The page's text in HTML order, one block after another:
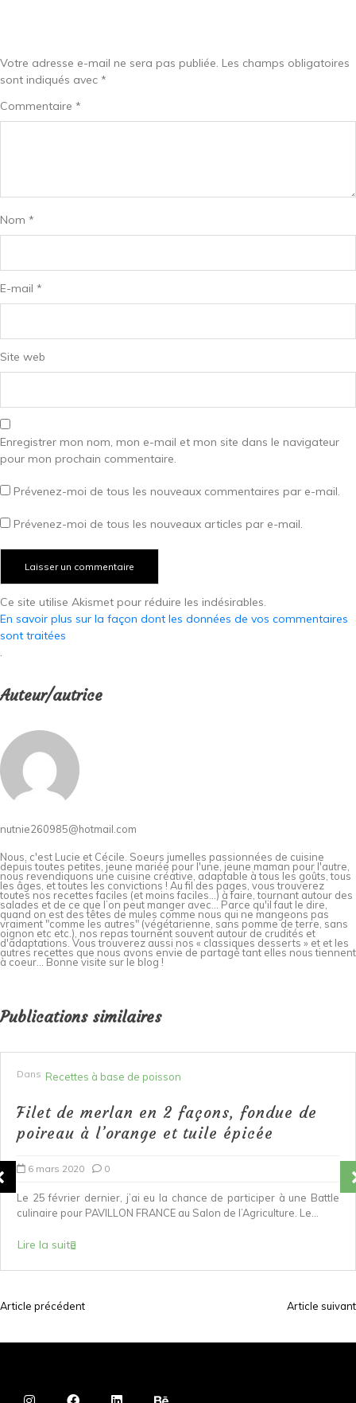
Votre adresse e-mail ne sera pas publiée. Les champs obligatoires
sont indiqués avec *
Commentaire *
Nom *
E-mail *
Site web
Enregistrer mon nom, mon e-mail et mon site dans le navigateur
pour mon prochain commentaire.
Prévenez-moi de tous les nouveaux commentaires par e-mail.
Prévenez-moi de tous les nouveaux articles par e-mail.
Ce site utilise Akismet pour réduire les indésirables.
En savoir plus sur la façon dont les données de vos commentaires
sont traitées
.
Auteur/autrice
nutnie260985@hotmail.com
Nous, c'est Lucie et Cécile. Soeurs jumelles passionnées de cuisine
depuis toutes petites, jeune mariée pour l'une, jeune maman pour l'autre,
nous revendiquons une cuisine créative, adaptable à tous les goûts, tous
les âges, et toutes les convictions ! Au fil des pages, vous trouverez
toutes nos recettes faciles (et moins faciles…) à faire, tournant autour des
salades et de ce que l’on peut manger avec… Parce qu'il faut le dire,
quand on est des têtes de mules comme nous qui ne mangeons pas
vraiment "comme les autres" (végétarienne, sans pomme de terre, sans
oignon etc etc.), nos repas tournent souvent autour de crudités et
d'adaptations. Vous trouverez aussi nos « classiques desserts » et et les
autres recettes que nous avons envie de partagé tant elles nous tiennent
à coeur... Bonne visite sur le blog !
Publications similaires
Dans Recettes à base de poisson
Filet de merlan en 2 façons, fondue de
poireau à l’orange et tuile épicée
6 mars 2020 0
Le 25 février dernier, j’ai eu la chance de participer à une Battle
culinaire pour PAVILLON FRANCE au Salon de l’Agriculture. Le...
Lire la suite
N
Article précédent Article suivant